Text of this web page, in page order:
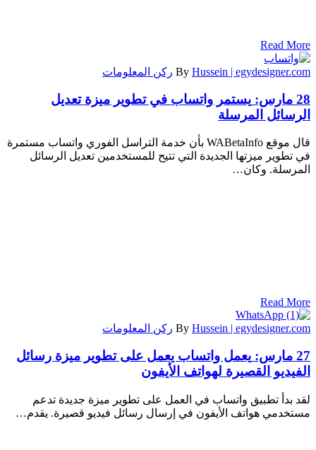
Read More
By Hussein | egydesigner.com ركن المعلومات
28 مارس:
يستمر واتساب في تطوير ميزة تعديل
الرسائل المرسلة
قال موقع WABetaInfo بأن خدمة التراسل الفوري واتساب مستمرة
في تطوير ميزتها الجديدة التي تتيح للمستخدمين تعديل الرسائل
المرسلة. وكان…
Read More
By Hussein | egydesigner.com ركن المعلومات
27 مارس:
يعمل واتساب يعمل على تطوير ميزة رسائل
الفيديو القصيرة لهواتف الأيفون
لقد بدأ تطبيق واتساب في العمل على تطوير ميزة جديدة تدعم
مستخدمي هواتف الأيفون في إرسال رسائل فيديو قصيرة. يقدم…